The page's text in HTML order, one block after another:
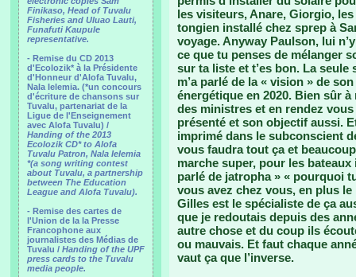
Finikaso, Head of Tuvalu
Fisheries and Uluao Lauti,
Funafuti Kaupule
representative.
- Remise du CD 2013
d'Ecolozik* à la Présidente
d'Honneur d'Alofa Tuvalu,
Nala Ielemia. (*un concours
d'écriture de chansons sur
Tuvalu, partenariat de la
Ligue de l'Enseignement
avec Alofa Tuvalu) /
Handing of the 2013
Ecolozik CD* to Alofa
Tuvalu Patron, Nala Ielemia
*(a song writing contest
about Tuvalu, a partnership
between The Education
League and Alofa Tuvalu).
- Remise des cartes de
l'Union de la la Presse
Francophone aux
journalistes des Médias de
Tuvalu / Handing of the UPF
press cards to the Tuvalu
media people.
les visiteurs, Anare, Giorgio,
tongien installé chez sprep à
voyage. Anyway Paulson, lui
ce que tu penses de mélanger
sur ta liste et t’es bon. La
m’a parlé de la « vision » de
énergétique en 2020. Bien sûr
des ministres et en rendez
présenté et son objectif aussi.
imprimé dans le subconscient
vous faudra tout ça et
marche super, pour les
parlé de jatropha » « pourquoi
vous avez chez vous, en plus
Gilles est le spécialiste de ça
que je redoutais depuis des
autre chose et du coup ils
ou mauvais. Et faut chaque
vaut ça que l’inverse.